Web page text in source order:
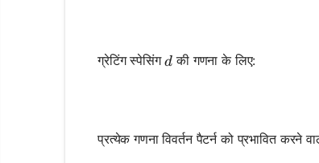
ग्रेटिंग स्पेसिंगd
d की गणना के लिए:
प्रत्येक गणना विवर्तन पैटर्न को प्रभावित करने